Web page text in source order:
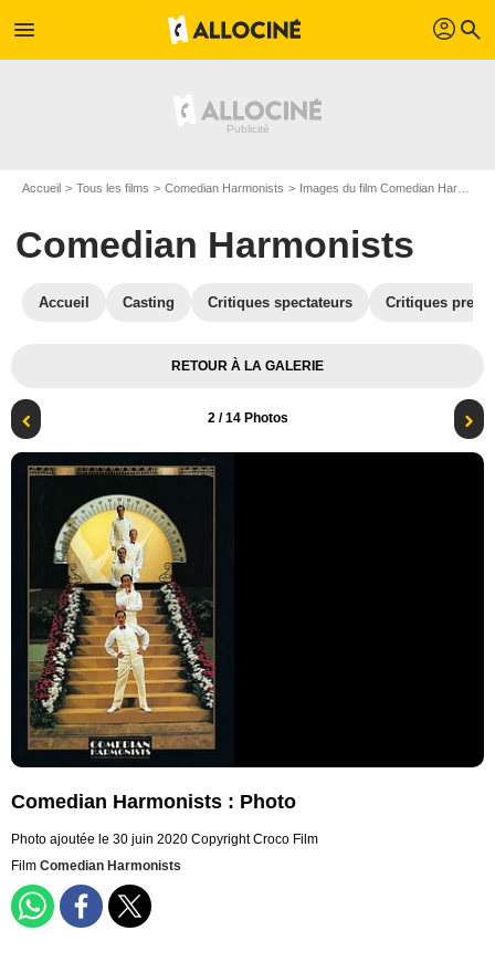
menu profil search
Accueil Tous les films Comedian Harmonists Images du film Comedian Harmonists
Comedian Harmonists
Accueil Casting Critiques spectateurs Critiques
RETOUR À LA GALERIE
2/ 14 Photos
Comedian Harmonists : Photo
Photo ajoutée le 30 juin 2020 Copyright Croco Film
Film Comedian Harmonists